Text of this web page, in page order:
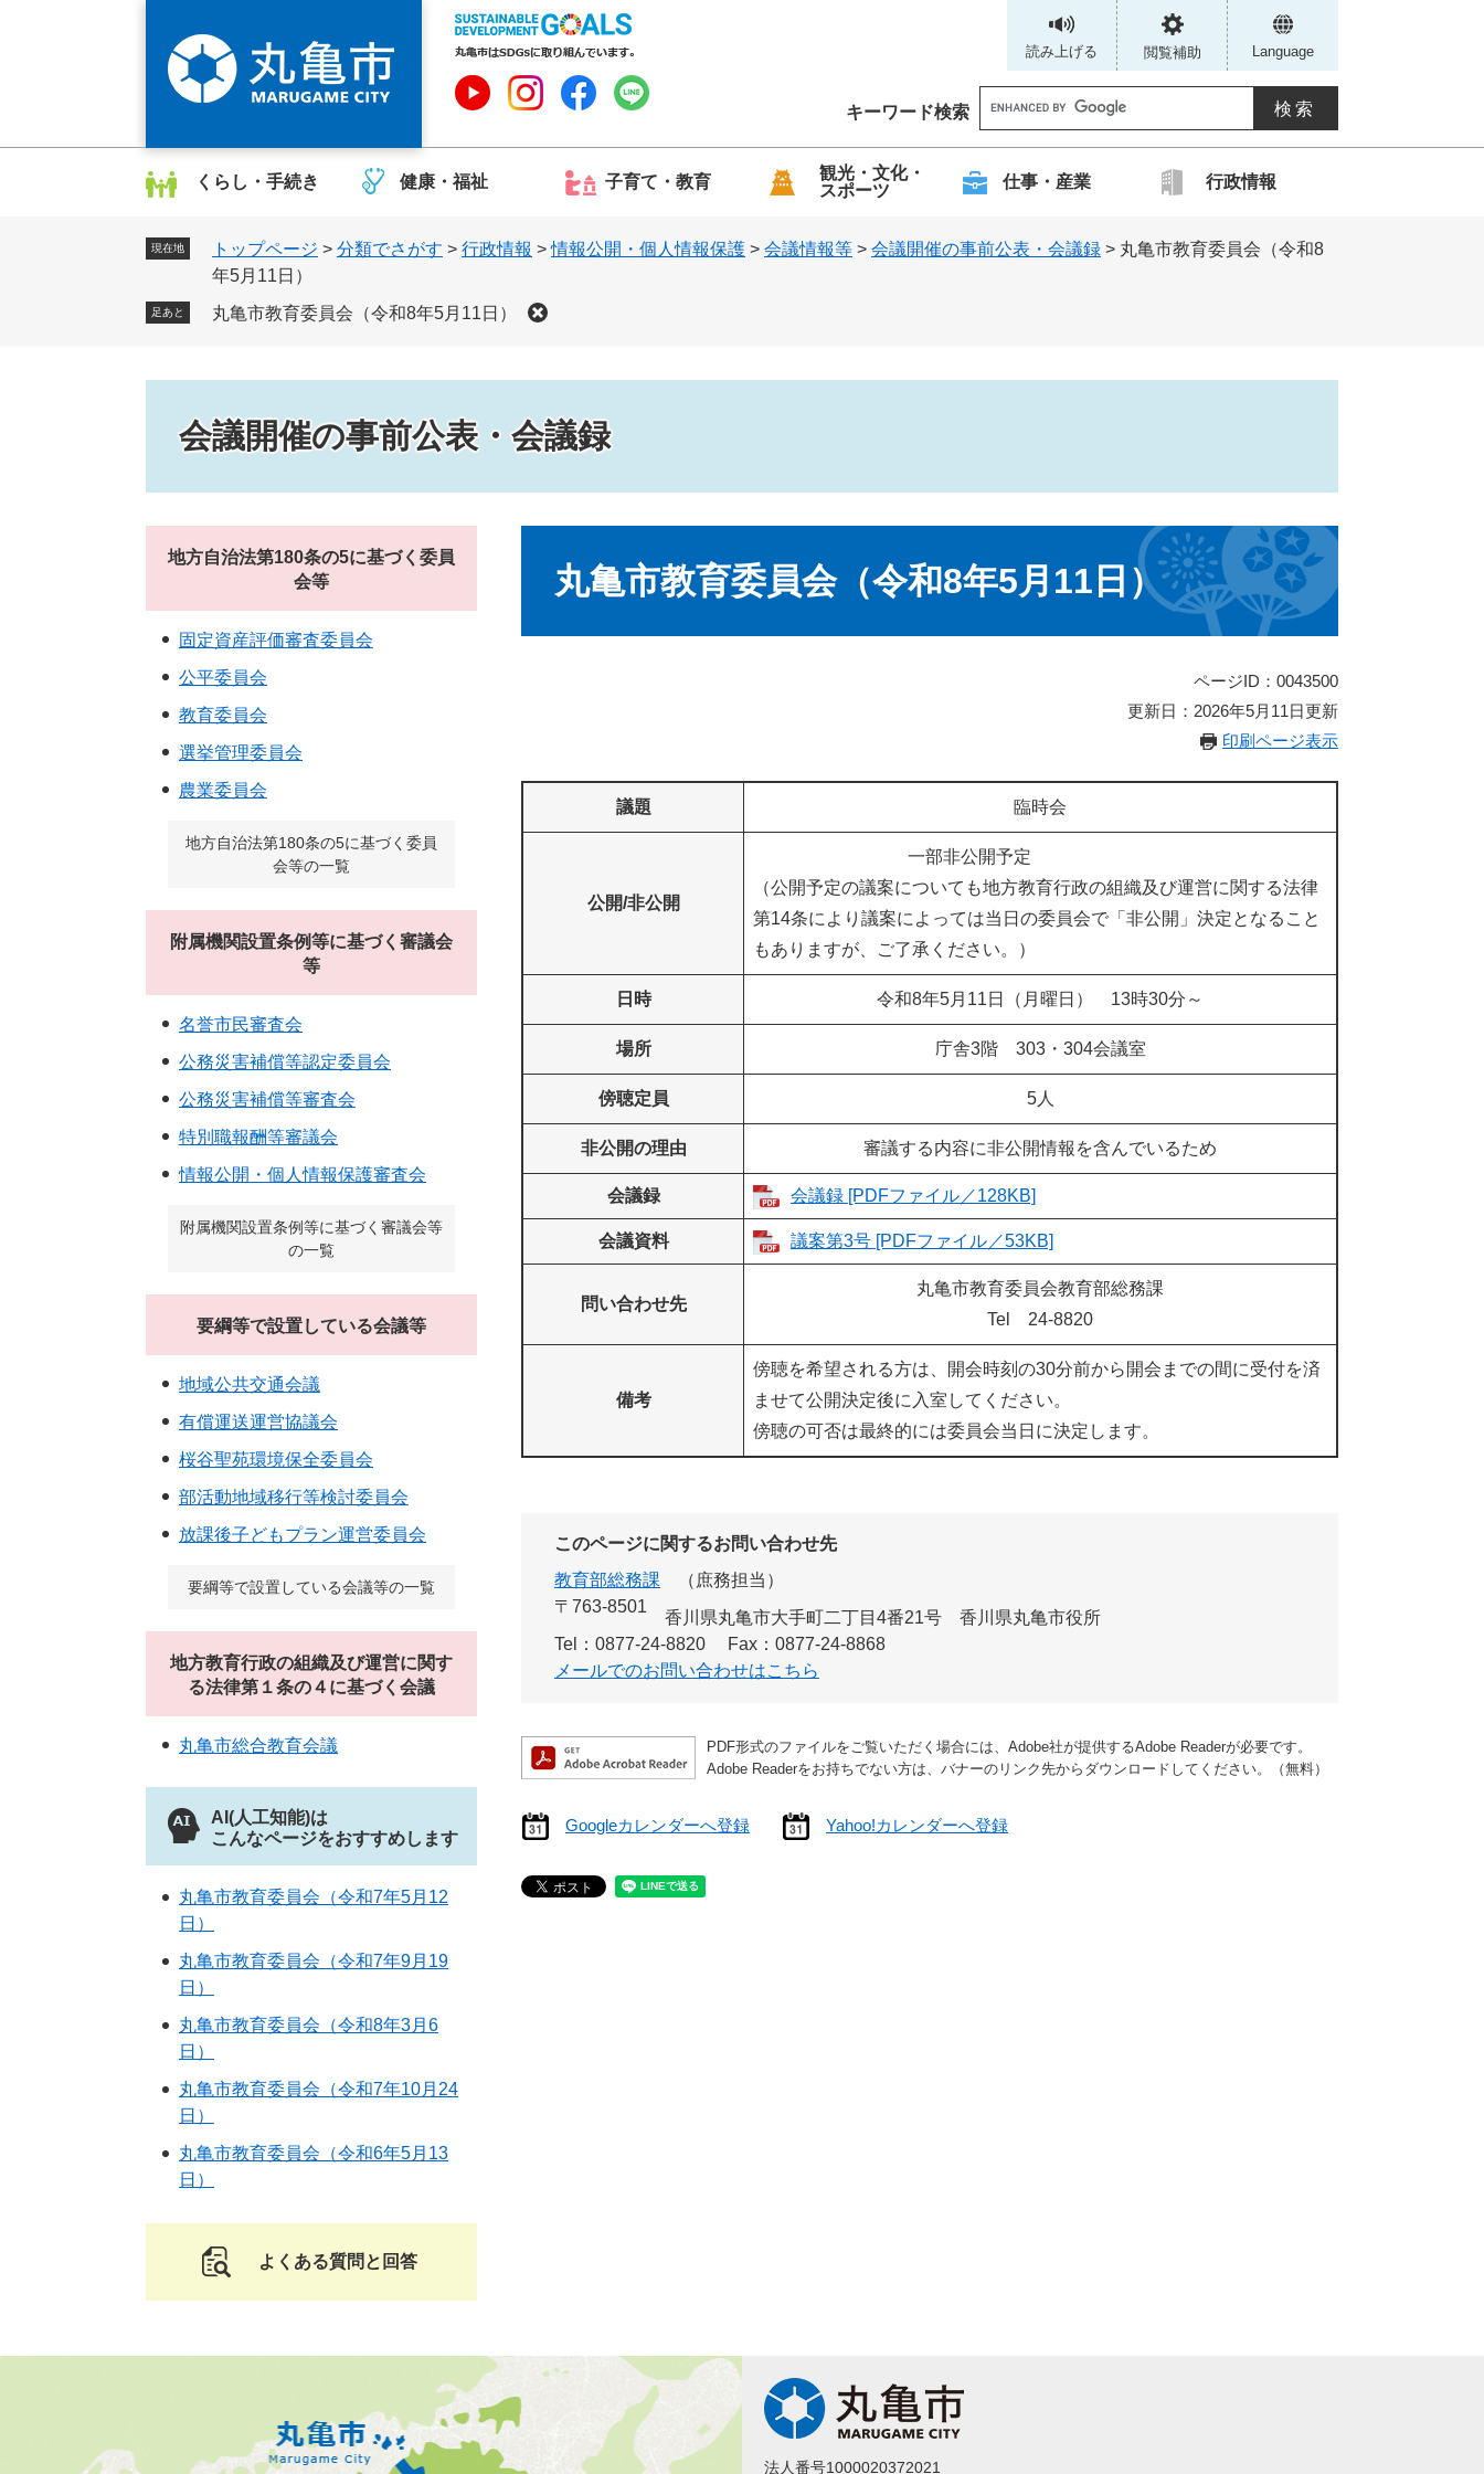
頭
飛
読み上げる 閲覧補助 Language
キーワード検索
G
o
g
l
カ
くらし・手続き 健康・福祉 子育て・教育
観光・文化・
スポーツ
仕事・産業 行政情報
現在地 トップページ > 分類でさがす > 行政情報 >情報公開・個人情報保護 > 会議情報等 > 会議開催の事前公表・会議録 > 丸亀市教育委員会（令和8
年5月11日）
足あと 丸亀市教育委員会（令和8年5月11日）
会議開催の事前公表・会議録
丸亀市教育委員会（令和8年5月11日）
ページID：0043500
更新日：2026年5月11日更新
印刷ページ表示
議題 臨時会
公開/非公開
一部非公開予定
（公開予定の議案についても地方教育行政の組織及び運営に関する法律
第14条により議案によっては当日の委員会で「非公開」決定となること
もありますが、ご了承ください。）
日時 令和8年5月11日（月曜日） 13時30分～
場所 庁舎3階 303・304会議室
傍聴定員 5人
非公開の理由 審議する内容に非公開情報を含んでいるため
会議録 会議録 [PDFファイル／128KB]
会議資料 議案第3号 [PDFファイル／53KB]
問い合わせ先
丸亀市教育委員会教育部総務課
Tel 24-8820
備考
傍聴を希望される方は、開会時刻の30分前から開会までの間に受付を済
ませて公開決定後に入室してください。
傍聴の可否は最終的には委員会当日に決定します。
このページに関するお問い合わせ先
教育部総務課
庶務担当
〒763-8501
香川県丸亀市大手町二丁目4番21号 香川県丸亀市役所
Tel：0877-24-8820
Fax：0877-24-8868
メールでのお問い合わせはこちら
PDF形式のファイルをご覧いただく場合には、Adobe社が提供するAdobe Readerが必要です。
Adobe Readerをお持ちでない方は、バナーのリンク先からダウンロードしてください。（無料）
Googleカレンダーへ登録 Yahoo!カレンダーへ登録
地方自治法第180条の5に基づく委員
会等
固定資産評価審査委員会
公平委員会
教育委員会
選挙管理委員会
農業委員会
地方自治法第180条の5に基づく委員
会等の一覧
附属機関設置条例等に基づく審議会
等
名誉市民審査会
公務災害補償等認定委員会
公務災害補償等審査会
特別職報酬等審議会
情報公開・個人情報保護審査会
附属機関設置条例等に基づく審議会等
の一覧
要綱等で設置している会議等
地域公共交通会議
有償運送運営協議会
桜谷聖苑環境保全委員会
部活動地域移行等検討委員会
放課後子どもプラン運営委員会
要綱等で設置している会議等の一覧
地方教育行政の組織及び運営に関す
る法律第１条の４に基づく会議
丸亀市総合教育会議
AI(人工知能)は
こんなページをおすすめします
丸亀市教育委員会（令和7年5月12
日）
丸亀市教育委員会（令和7年9月19
日）
丸亀市教育委員会（令和8年3月6
日）
丸亀市教育委員会（令和7年10月24
日）
丸亀市教育委員会（令和6年5月13
日）
よくある質問と回答
法人番号1000020372021